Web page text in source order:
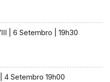
| 6 Setembro | 19h30
4 Setembro 19h00